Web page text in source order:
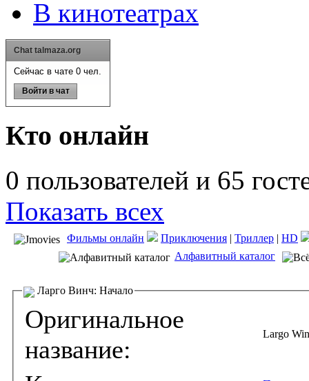
В кинотеатрах
Chat talmaza.org
Сейчас в чате 0 чел.
Войти в чат
Кто онлайн
0 пользователей и 65
Показать всех
Фильмы онлайн Приключения | Триллер | HD
Алфавитный каталог
Ларго Винч: Начало
Оригинальное
название:
Largo